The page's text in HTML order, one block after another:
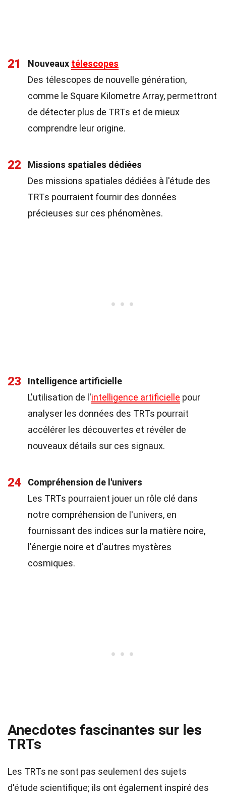
21 Nouveaux télescopes
Des télescopes de nouvelle génération,
comme le Square Kilometre Array, permettront
de détecter plus de TRTs et de mieux
comprendre leur origine.
22
Missions spatiales dédiées
Des missions spatiales dédiées à l'étude des
TRTs pourraient fournir des données
précieuses sur ces phénomènes.
23
Intelligence artificielle
L'utilisation de l'intelligence artificielle pour
analyser les données des TRTs pourrait
accélérer les découvertes et révéler de
nouveaux détails sur ces signaux.
24
Compréhension de l'univers
Les TRTs pourraient jouer un rôle clé dans
notre compréhension de l'univers, en
fournissant des indices sur la matière noire,
l'énergie noire et d'autres mystères
cosmiques.
Anecdotes fascinantes sur les
TRTs
Les TRTs ne sont pas seulement des sujets
d'étude scientifique; ils ont également inspiré des